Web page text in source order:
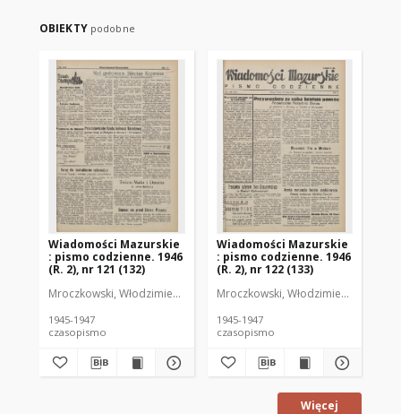
OBIEKTY podobne
Wiadomości Mazurskie
: pismo codzienne. 1946
(R. 2), nr 121 (132)
Mroczkowski, Włodzimierz (1902-1971). Redaktor
1945-1947
czasopismo
Wiadomości Mazurskie
: pismo codzienne. 1946
(R. 2), nr 122 (133)
Mroczkowski, Włodzimierz (1902-
1945-1947
czasopismo
Więcej